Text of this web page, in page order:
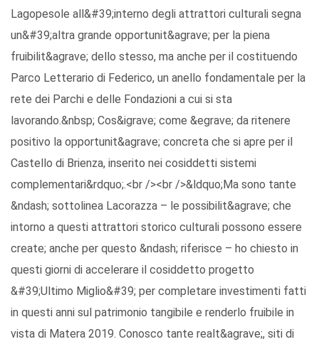
Lagopesole all&#39;interno degli attrattori culturali segna
un&#39;altra grande opportunit&agrave; per la piena
fruibilit&agrave; dello stesso, ma anche per il costituendo
Parco Letterario di Federico, un anello fondamentale per la
rete dei Parchi e delle Fondazioni a cui si sta
lavorando.&nbsp; Cos&igrave; come &egrave; da ritenere
positivo la opportunit&agrave; concreta che si apre per il
Castello di Brienza, inserito nei cosiddetti sistemi
complementari&rdquo;.<br /><br />&ldquo;Ma sono tante
&ndash; sottolinea Lacorazza – le possibilit&agrave; che
intorno a questi attrattori storico culturali possono essere
create; anche per questo &ndash; riferisce – ho chiesto in
questi giorni di accelerare il cosiddetto progetto
&#39;Ultimo Miglio&#39; per completare investimenti fatti
in questi anni sul patrimonio tangibile e renderlo fruibile in
vista di Matera 2019. Conosco tante realt&agrave;, siti di